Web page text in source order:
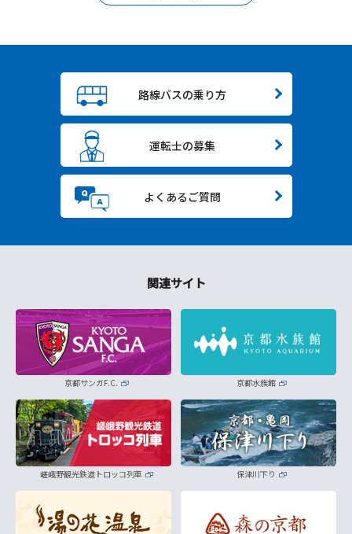
路線バスの乗り方
運転士の募集
よくあるご質問
関連サイト
京都サンガF.C. 京都水族館
嵯峨野観光鉄道トロッコ列車 保津川下り